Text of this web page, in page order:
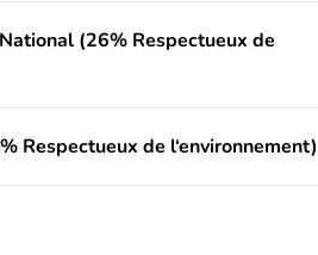
(26% Respectueux de
Respectueux de l‘environnement)